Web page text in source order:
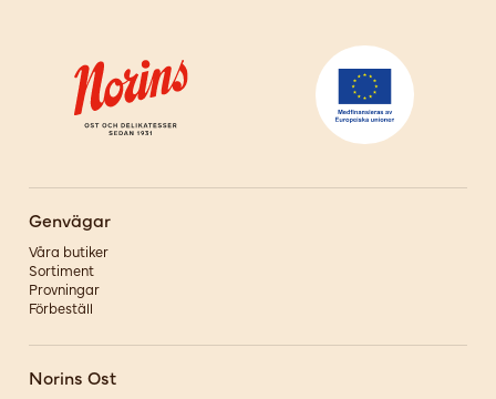
Genvägar
Våra butiker
Sortiment
Provningar
Förbeställ
Norins Ost